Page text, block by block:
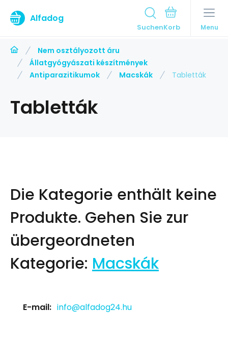
Alfadog
Suchen Menu
Nem osztályozott áru
Állatgyógyászati készítmények
Antiparazitikumok
Macskák Tabletták
Tabletták
Die Kategorie enthält keine
Produkte. Gehen Sie zur
übergeordneten
Kategorie: Macskák
E-mail: info@alfadog24.hu